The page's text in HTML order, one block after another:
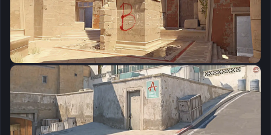
CSGO-EmOCs-aTQG5-WxvkN-Uci9v-dUBUM
Скопировать